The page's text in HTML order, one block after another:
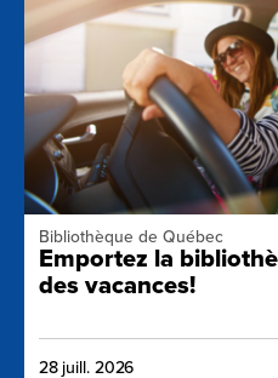
Bibliothèque de Québec
Emportez la
des vacances!
28 juill. 2026